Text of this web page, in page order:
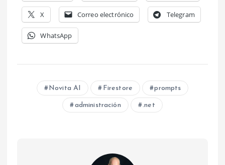
X Correo electrónico Telegram
WhatsApp
Novita AI Firestore prompts
administración .net